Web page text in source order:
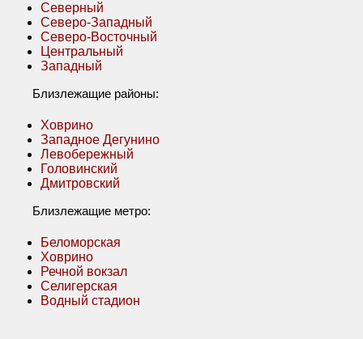
Северный
Северо-Западный
Северо-Восточный
Центральный
Западный
Близлежащие районы:
Ховрино
Западное Дегунино
Левобережный
Головинский
Дмитровский
Близлежащие метро:
Беломорская
Ховрино
Речной вокзал
Селигерская
Водный стадион